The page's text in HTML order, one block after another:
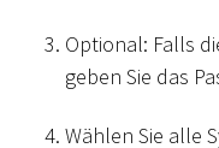
Optional: Falls
geben Sie das
Wählen Sie alle